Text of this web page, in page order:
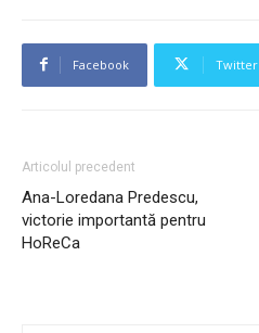
Facebook Twitter
Articolul precedent
Ana-Loredana Predescu,
victorie importantă pentru
HoReCa